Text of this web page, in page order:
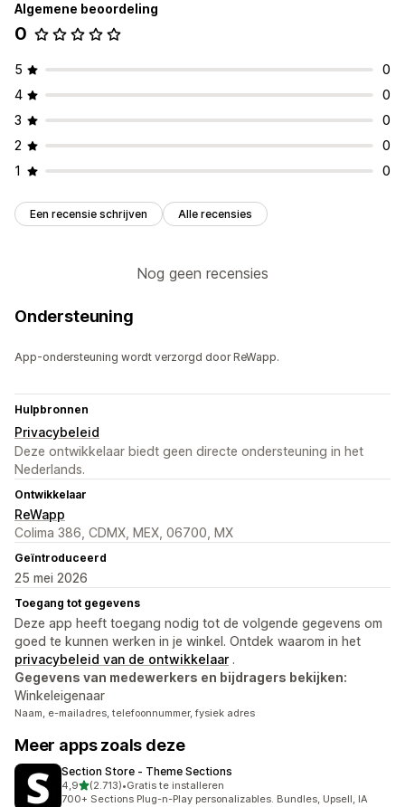
Bewerkingstool
Algemene beoordeling
0
5
0
4
0
3
0
2
0
1
0
Een recensie schrijven Alle recensies
Nog geen recensies
Ondersteuning
App-ondersteuning wordt verzorgd door ReWapp.
Hulpbronnen
Privacybeleid
Deze ontwikkelaar biedt geen directe ondersteuning in het
Nederlands.
Ontwikkelaar
ReWapp
Colima 386, CDMX, MEX, 06700, MX
Geïntroduceerd
25 mei 2026
Toegang tot gegevens
Deze app heeft toegang nodig tot de volgende gegevens om
goed te kunnen werken in je winkel. Ontdek waarom in het
privacybeleid van de ontwikkelaar .
Gegevens van medewerkers en bijdragers bekijken:
Winkeleigenaar
Naam, e-mailadres, telefoonnummer, fysiek adres
Meer apps zoals deze
Section Store ‑ Theme Sections
4,9van 5 sterren
(2.713)
2713 recensies in totaal
•Gratis te installeren
700+ Sections Plug-n-Play personalizables. Bundles, Upsell, IA